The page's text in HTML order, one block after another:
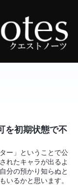
を初期状態で不
ー」ということで公
れたキャラが出るよ
分の預かり知らぬと
いるかと思います。